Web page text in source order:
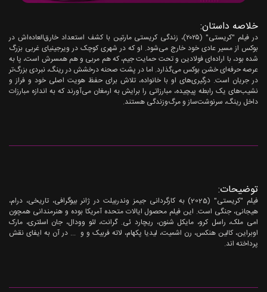
خلاصه داستان:
در فیلم "کریستی" (۲۰۲۵)، زندگی کریستی مارتین با کشف استعداد خارق‌العاده‌اش در
بوکس از مسیر عادی خود خارج می‌شود. او که در شهری کوچک در ویرجینیای غربی بزرگ
شده بود، با اراده‌ای فولادین و تحت حمایت جیم، که هم مربی و هم همسرش است، پا به
عرصه حرفه‌ای خشن بوکس می‌گذارد. اما در پشت صحنه درخشش در رینگ، نبردی بزرگ‌تر
در جریان است. درگیری‌های او با خانواده، تلاش برای حفظ هویت اصلی خود و فراز و
نشیب‌های یک رابطه پیچیده، مبارزاتی را برایش به ارمغان می‌آورند که به اندازه مبارزات
داخل رینگ، سرنوشت‌ساز و مرگ‌و‌زندگی هستند.
توضیحات:
فیلم "کریستی" (2025) به کارگردانی جیمز وندربیلت در ژانر بیوگرافی، تاریخی، درام،
هیجانی، جنگی است. این فیلم محصول ایالات متحده آمریکا بوده و هنرمندانی همچون
امی ملک، راسل کرو، مایکل شنون، ریچارد ئی. گرانت، لئو وودال، جان اسلتری، مارک
اوبراین، کالین هنکس، رن اشمیت، لیدیا پکهام، لاته فربیک و و ... در آن به ایفای نقش
پرداخته اند.